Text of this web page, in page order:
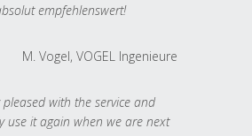
empfehlenswert!
M. Vogel, VOGEL Ingenieure
pleased with the service and
use it again when we are next